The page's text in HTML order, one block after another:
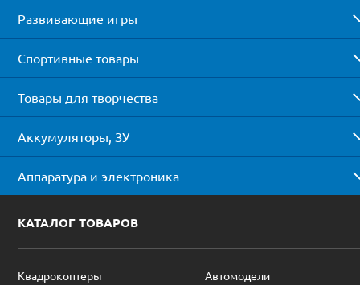
Развивающие игры
Спортивные товары
Товары для творчества
Аккумуляторы, ЗУ
Аппаратура и электроника
КАТАЛОГ ТОВАРОВ
Квадрокоптеры
Автомодели